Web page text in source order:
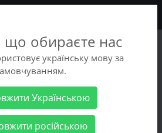
+38 (068) 486-90-09
+38 (093) 486-90-09
обувь Босоножки
що обираєте нас
українську мову за
Українською
російською